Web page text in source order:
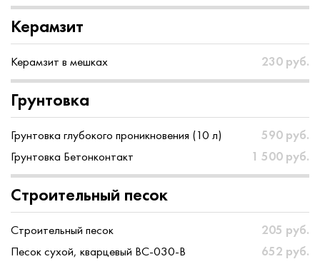
Керамзит
Керамзит в мешках 230 руб.
Грунтовка
Грунтовка глубокого проникновения (10 л)
590 руб.
Грунтовка Бетонконтакт
1 500 руб.
Строительный песок
Строительный песок
205 руб.
Песок сухой, кварцевый ВС-030-В
652 руб.